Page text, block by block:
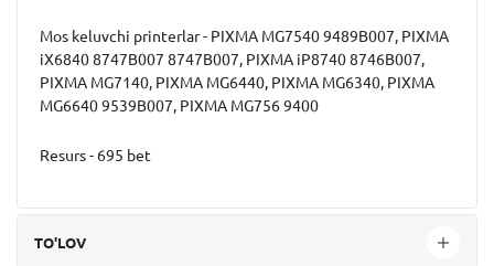
Mos keluvchi printerlar - PIXMA MG7540 9489B007, PIXMA
iX6840 8747B007 8747B007, PIXMA iP8740 8746B007,
PIXMA MG7140, PIXMA MG6440, PIXMA MG6340, PIXMA
MG6640 9539B007, PIXMA MG756 9400
Resurs - 695 bet
TO'LOV